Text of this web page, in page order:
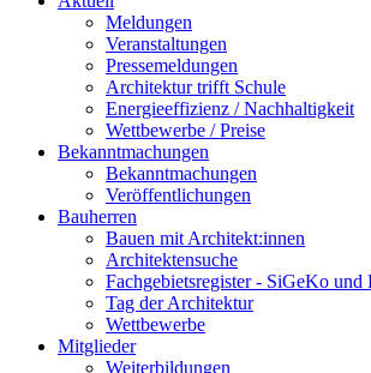
Meldungen
Veranstaltungen
Pressemeldungen
Architektur trifft Schule
Energieeffizienz / Nachhaltigkeit
Wettbewerbe / Preise
Bekanntmachungen
Bekanntmachungen
Veröffentlichungen
Bauherren
Bauen mit Architekt:innen
Architektensuche
Fachgebietsregister - SiGeKo und
Tag der Architektur
Wettbewerbe
Mitglieder
Weiterbildungen